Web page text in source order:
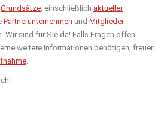
Grundsätze , einschließlich aktueller
Partnerunternehmen und Mitglieder-
Wir sind für Sie da! Falls Fragen offen
weitere Informationen benötigen, freuen